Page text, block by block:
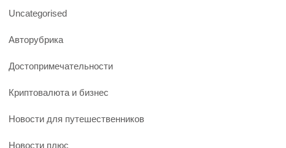
Uncategorised
Авторубрика
Достопримечательности
Криптовалюта и бизнес
Новости для путешественников
Новости плюс